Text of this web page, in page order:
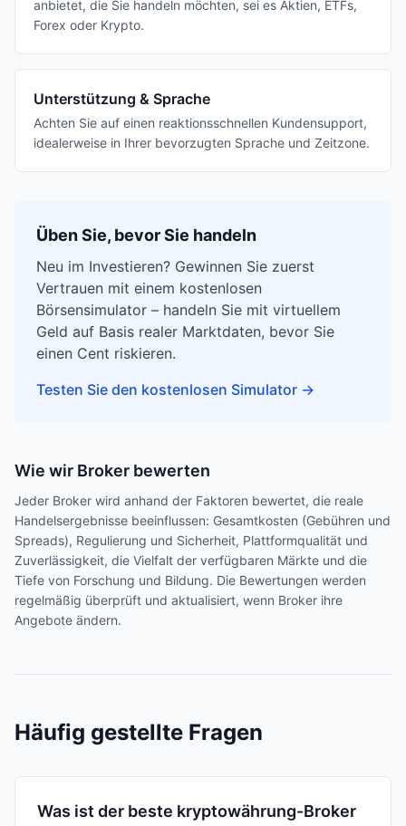
anbietet, die Sie handeln möchten, sei es Aktien, ETFs,
Forex oder Krypto.
Unterstützung & Sprache
Achten Sie auf einen reaktionsschnellen Kundensupport,
idealerweise in Ihrer bevorzugten Sprache und Zeitzone.
Üben Sie, bevor Sie handeln
Neu im Investieren? Gewinnen Sie zuerst
Vertrauen mit einem kostenlosen
Börsensimulator – handeln Sie mit virtuellem
Geld auf Basis realer Marktdaten, bevor Sie
einen Cent riskieren.
Testen Sie den kostenlosen Simulator →
Wie wir Broker bewerten
Jeder Broker wird anhand der Faktoren bewertet, die reale
Handelsergebnisse beeinflussen: Gesamtkosten (Gebühren und
Spreads), Regulierung und Sicherheit, Plattformqualität und
Zuverlässigkeit, die Vielfalt der verfügbaren Märkte und die
Tiefe von Forschung und Bildung. Die Bewertungen werden
regelmäßig überprüft und aktualisiert, wenn Broker ihre
Angebote ändern.
Häufig gestellte Fragen
Was ist der beste kryptowährung-Broker